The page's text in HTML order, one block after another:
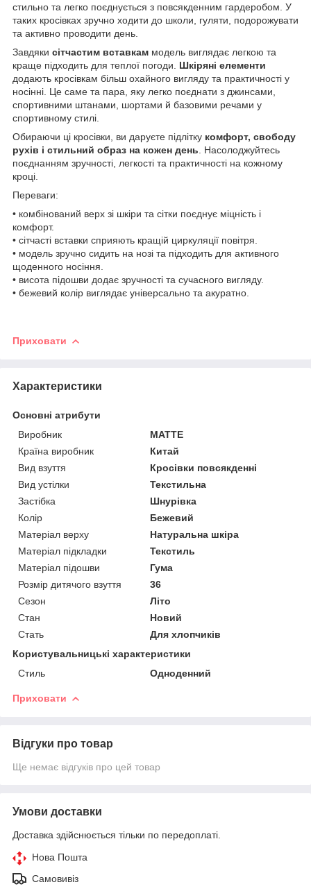
стильно та легко поєднується з повсякденним гардеробом. У
таких кросівках зручно ходити до школи, гуляти, подорожувати
та активно проводити день.
Завдяки сітчастим вставкам модель виглядає легкою та
краще підходить для теплої погоди. Шкіряні елементи
додають кросівкам більш охайного вигляду та практичності у
носінні. Це саме та пара, яку легко поєднати з джинсами,
спортивними штанами, шортами й базовими речами у
спортивному стилі.
Обираючи ці кросівки, ви даруєте підлітку комфорт, свободу
рухів і стильний образ на кожен день . Насолоджуйтесь
поєднанням зручності, легкості та практичності на кожному
кроці.
Переваги:
• комбінований верх зі шкіри та сітки поєднує міцність і
комфорт.
• сітчасті вставки сприяють кращій циркуляції повітря.
• модель зручно сидить на нозі та підходить для активного
щоденного носіння.
• висота підошви додає зручності та сучасного вигляду.
• бежевий колір виглядає універсально та акуратно.
Приховати
Характеристики
Основні атрибути
Виробник
MATTE
Країна виробник
Китай
Вид взуття
Кросівки повсякденні
Вид устілки
Текстильна
Застібка
Шнурівка
Колір
Бежевий
Матеріал верху
Натуральна шкіра
Матеріал підкладки
Текстиль
Матеріал підошви
Гума
Розмір дитячого взуття
36
Сезон
Літо
Стан
Новий
Стать
Для хлопчиків
Користувальницькі характеристики
Стиль
Одноденний
Приховати
Відгуки про товар
Ще немає відгуків про цей товар
Умови доставки
Доставка здійснюється тільки по передоплаті.
Нова Пошта
Самовивіз